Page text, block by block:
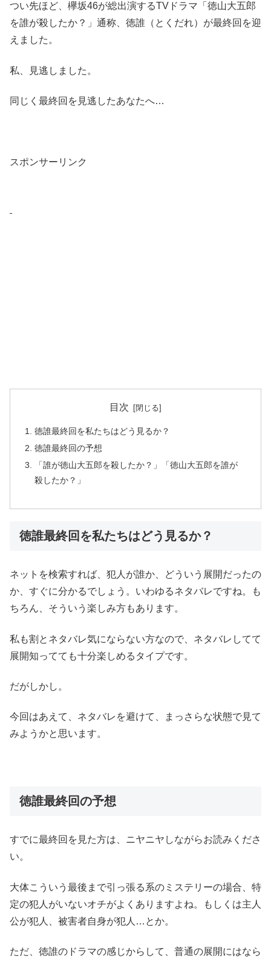
つい先ほど、欅坂46が総出演するTVドラマ「徳山大五郎
を誰が殺したか？」通称、徳誰（とくだれ）が最終回を迎
えました。
私、見逃しました。
同じく最終回を見逃したあなたへ…
スポンサーリンク
目次
徳誰最終回を私たちはどう見るか？
徳誰最終回の予想
「誰が徳山大五郎を殺したか？」「徳山大五郎を誰が
殺したか？」
徳誰最終回を私たちはどう見るか？
ネットを検索すれば、犯人が誰か、どういう展開だったの
か、すぐに分かるでしょう。いわゆるネタバレですね。も
ちろん、そういう楽しみ方もあります。
私も割とネタバレ気にならない方なので、ネタバレしてて
展開知ってても十分楽しめるタイプです。
だがしかし。
今回はあえて、ネタバレを避けて、まっさらな状態で見て
みようかと思います。
徳誰最終回の予想
すでに最終回を見た方は、ニヤニヤしながらお読みくださ
い。
大体こういう最後まで引っ張る系のミステリーの場合、特
定の犯人がいないオチがよくありますよね。もしくは主人
公が犯人、被害者自身が犯人…とか。
ただ、徳誰のドラマの感じからして、普通の展開にはなら